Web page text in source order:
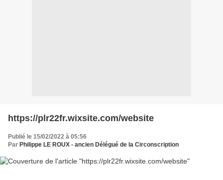
https://plr22fr.wixsite.com/website
Publié le 15/02/2022 à 05:56
Par Philippe LE ROUX - ancien Délégué de la Circonscription